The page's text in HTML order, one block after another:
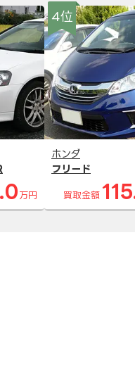
万円
4位
ホンダ
フリード
買取金額